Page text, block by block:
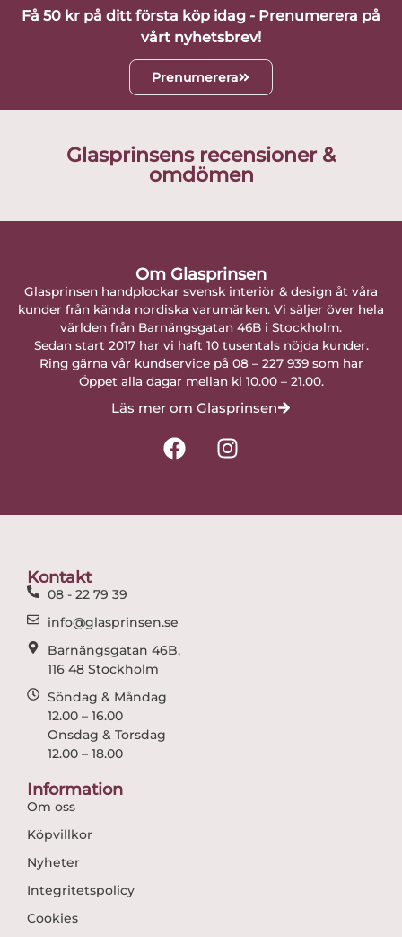
Få 50 kr på ditt första köp idag - Prenumerera på
vårt nyhetsbrev!
Prenumerera
Glasprinsens recensioner &
omdömen
Om Glasprinsen
Glasprinsen handplockar svensk interiör & design åt våra
kunder från kända nordiska varumärken. Vi säljer över hela
världen från Barnängsgatan 46B i Stockholm.
Sedan start 2017 har vi haft 10 tusentals nöjda kunder.
Ring gärna vår kundservice på 08 – 227 939 som har
Öppet alla dagar mellan kl 10.00 – 21.00.
Läs mer om Glasprinsen
F
a
I
n
Kontakt
08 - 22 79 39
info@glasprinsen.se
Barnängsgatan 46B,
116 48 Stockholm
Söndag & Måndag
12.00 – 16.00
Onsdag & Torsdag
12.00 – 18.00
Information
Om oss
Köpvillkor
Nyheter
Integritetspolicy
Cookies